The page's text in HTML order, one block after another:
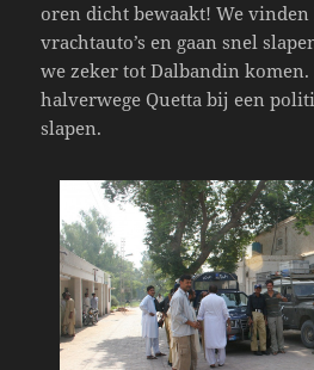
oren dicht bewaakt! We vinden
vrachtauto’s en gaan snel
we zeker tot Dalbandin
halverwege Quetta bij een
slapen.